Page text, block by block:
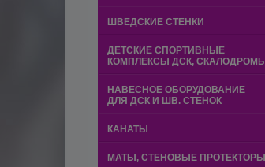
ШВЕДСКИЕ СТЕНКИ
ДЕТСКИЕ СПОРТИВНЫЕ
КОМПЛЕКСЫ ДСК, СКАЛОДРОМЫ
НАВЕСНОЕ ОБОРУДОВАНИЕ
ДЛЯ ДСК И ШВ. СТЕНОК
КАНАТЫ
МАТЫ, СТЕНОВЫЕ ПРОТЕКТОРЫ